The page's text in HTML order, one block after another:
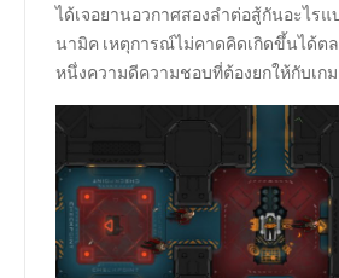
ได้เจอยานอวกาศสองลำต่อสู้กันอะไร
นามิค เหตุการณ์ไม่คาดคิดเกิดขึ้นได้ต
หนึ่งความดีความชอบที่ต้องยกให้กับเก